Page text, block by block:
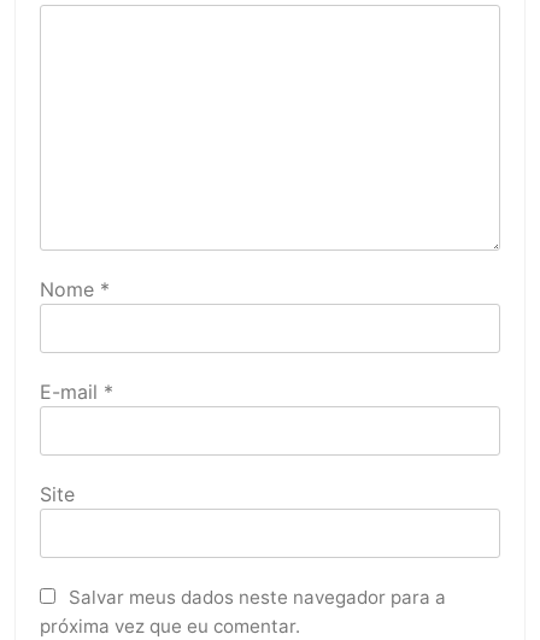
Nome *
E-mail *
Site
Salvar meus dados neste navegador para a
próxima vez que eu comentar.